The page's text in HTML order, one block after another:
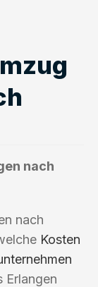
nach
nach
Kosten
Erlangen